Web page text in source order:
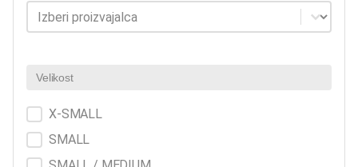
Proizvajalec
Proizvajalec
Velikost
Velikost
X-SMALL
SMALL